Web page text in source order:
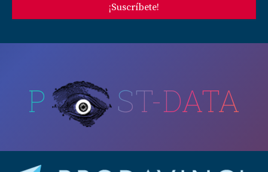
¡Suscríbete!
P ST-DATA